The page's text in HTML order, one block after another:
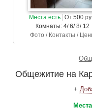
Места есть От 500
Комнаты: 4/ 6/ 8/ 12
Фото / Контакты /
Общежитие на
+